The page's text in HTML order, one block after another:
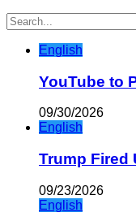
English
YouTube to
09/30/2026
English
Trump Fired
09/23/2026
English